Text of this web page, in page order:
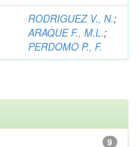
RODRIGUEZ V., N.;
ARAQUE F., M.L.;
PERDOMO P., F.
9